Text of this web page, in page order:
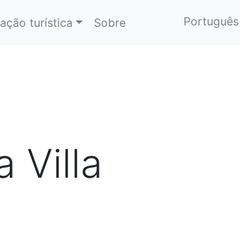
turística Sobre Português
Villa